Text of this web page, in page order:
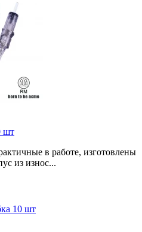
шт
в работе, изготовлены
из износ...